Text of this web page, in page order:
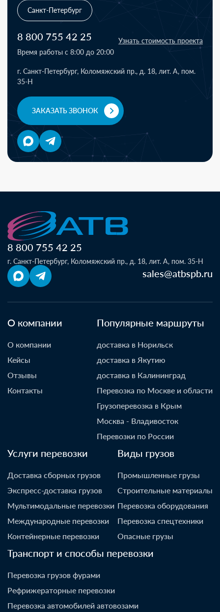
Санкт-Петербург
8 800 755 42 25
Время работы с 8:00 до 20:00
Узнать стоимость проекта
г. Санкт-Петербург, Коломяжский пр., д. 18, лит. А, пом.
35-Н
ЗАКАЗАТЬ ЗВОНОК
8 800 755 42 25
г. Санкт-Петербург, Коломяжский пр., д. 18, лит. А, пом. 35-Н
sales@atbspb.ru
О компании
О компании
Кейсы
Отзывы
Контакты
Популярные маршруты
доставка в Норильск
доставка в Якутию
доставка в Калининград
Перевозка по Москве и области
Грузоперевозка в Крым
Москва - Владивосток
Перевозки по России
Услуги перевозки
Доставка сборных грузов
Экспресс-доставка грузов
Мультимодальные перевозки
Международные перевозки
Контейнерные перевозки
Виды грузов
Промышленные грузы
Строительные материалы
Перевозка оборудования
Перевозка спецтехники
Опасные грузы
Транспорт и способы перевозки
Перевозка грузов фурами
Рефрижераторные перевозки
Перевозка автомобилей автовозами